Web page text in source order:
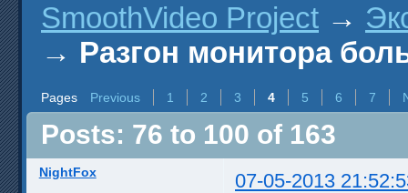
SmoothVideo Project →
→ Разгон монитора
Pages Previous 1 2 3 4 5 6 7
Posts: 76 to 100 of 163
NightFox 07-05-2013